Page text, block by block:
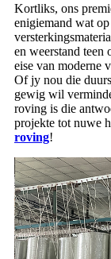
Kortliks, ons
enigiemand wat
en weerstand teen
eise van moderne
Of jy nou die
gewig wil
roving is die
projekte tot nuwe
roving!